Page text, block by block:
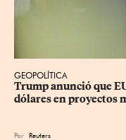
GEOPOLÍTICA
Trump anunció que
dólares en proyectos
Por Reuters